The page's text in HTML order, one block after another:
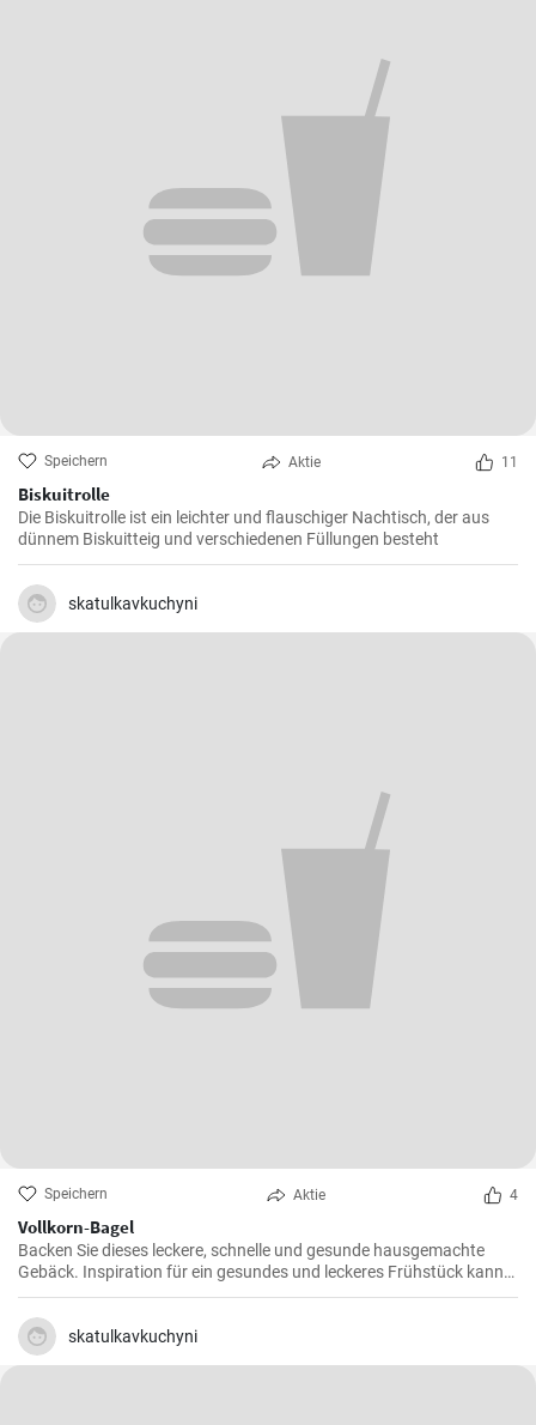
Speichern Aktie 11
Biskuitrolle
Die Biskuitrolle ist ein leichter und flauschiger Nachtisch, der aus
dünnem Biskuitteig und verschiedenen Füllungen besteht
skatulkavkuchyni
Speichern Aktie 4
Vollkorn-Bagel
Backen Sie dieses leckere, schnelle und gesunde hausgemachte
Gebäck. Inspiration für ein gesundes und leckeres Frühstück kann
man nie genug haben.
skatulkavkuchyni